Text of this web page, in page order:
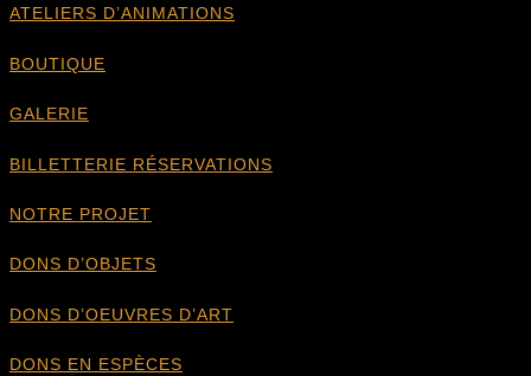
ATELIERS D’ANIMATIONS
BOUTIQUE
GALERIE
BILLETTERIE RÉSERVATIONS
NOTRE PROJET
DONS D’OBJETS
DONS D’OEUVRES D’ART
DONS EN ESPÈCES